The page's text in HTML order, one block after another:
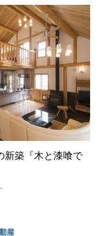
新築『木と漆喰で